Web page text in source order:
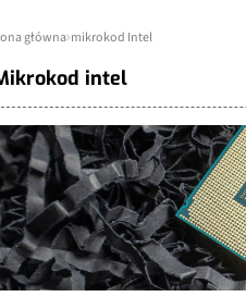
główna mikrokod Intel
intel